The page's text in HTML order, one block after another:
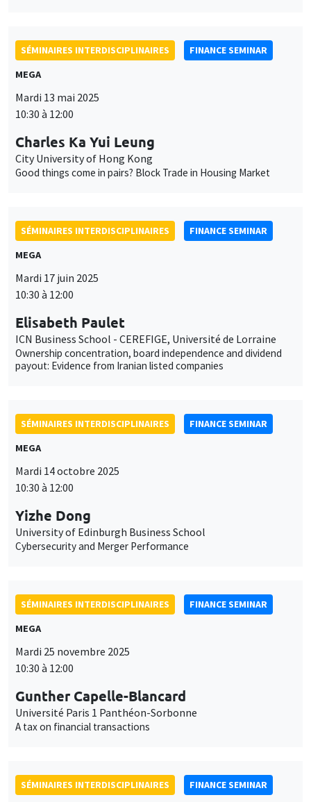
SÉMINAIRES INTERDISCIPLINAIRES
FINANCE SEMINAR
MEGA
Mardi 13 mai 2025
10:30 à 12:00
Charles Ka Yui Leung
City University of Hong Kong
Good things come in pairs? Block Trade in Housing Market
SÉMINAIRES INTERDISCIPLINAIRES
FINANCE SEMINAR
MEGA
Mardi 17 juin 2025
10:30 à 12:00
Elisabeth Paulet
ICN Business School - CEREFIGE, Université de Lorraine
Ownership concentration, board independence and dividend
payout: Evidence from Iranian listed companies
SÉMINAIRES INTERDISCIPLINAIRES
FINANCE SEMINAR
MEGA
Mardi 14 octobre 2025
10:30 à 12:00
Yizhe Dong
University of Edinburgh Business School
Cybersecurity and Merger Performance
SÉMINAIRES INTERDISCIPLINAIRES
FINANCE SEMINAR
MEGA
Mardi 25 novembre 2025
10:30 à 12:00
Gunther Capelle-Blancard
Université Paris 1 Panthéon-Sorbonne
A tax on financial transactions
SÉMINAIRES INTERDISCIPLINAIRES
FINANCE SEMINAR